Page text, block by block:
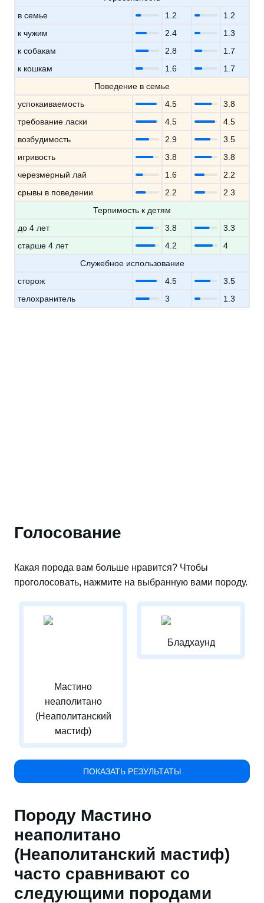
в семье
1.2
1.2
к чужим
2.4
1.3
к собакам
2.8
1.7
к кошкам
1.6
1.7
Поведение в семье
успокаиваемость
4.5
3.8
требование ласки
4.5
4.5
возбудимость
2.9
3.5
игривость
3.8
3.8
черезмерный лай
1.6
2.2
срывы в поведении
2.2
2.3
Терпимость к детям
до 4 лет
3.8
3.3
старше 4 лет
4.2
4
Служебное использование
сторож
4.5
3.5
телохранитель
3 1.3
Голосование
Какая порода вам больше нравится? Чтобы
проголосовать, нажмите на выбранную вами породу.
Мастино
неаполитано
(Неаполитанский
мастиф)
Бладхаунд
ПОКАЗАТЬ РЕЗУЛЬТАТЫ
Породу Мастино
неаполитано
(Неаполитанский мастиф)
часто сравнивают со
следующими породами